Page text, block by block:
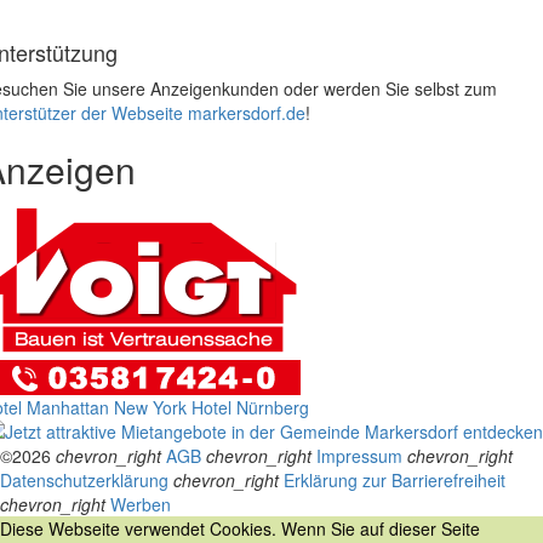
Sie unsere Anzeigenkunden oder werden Sie selbst zum
der Webseite markersdorf.de!
Manhattan New York Hotel Nürnberg
©2026 chevron_right AGB chevron_right Impressum chevron_right
Datenschutzerklärung chevron_right Erklärung zur Barrierefreiheit
chevron_right Werben
Diese Webseite verwendet Cookies. Wenn Sie auf dieser Seite